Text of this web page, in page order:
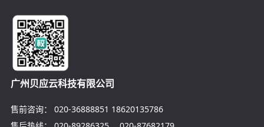
广州贝应云科技有限公司
售前咨询： 020-36888851 18620135786